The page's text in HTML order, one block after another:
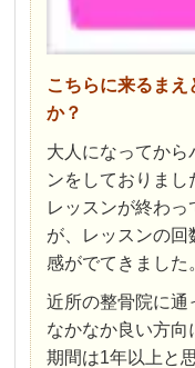
こちらに来るまえ
か？
大人になってから
ンをしておりまし
レッスンが終わ
が、レッスンの回
感がでてきました
近所の整骨院に通
なかなか良い方
期間は1年以上と